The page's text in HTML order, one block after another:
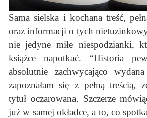
Sama sielska i kochana treść,
oraz informacji o tych
nie jedyne miłe niespodzianki,
książce napotkać. “Historia
absolutnie zachwycająco
zapoznałam się z pełną treścią,
tytuł oczarowana. Szczerze
już w samej okładce, a to, co